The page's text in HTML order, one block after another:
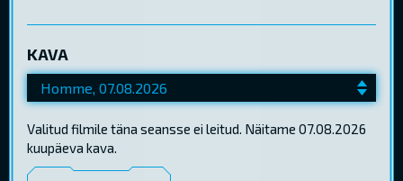
KAVA
Valitud filmile täna seansse ei leitud. Näitame 07.08.2026
kuupäeva kava.